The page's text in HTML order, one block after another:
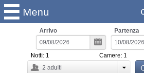
Menu
Arrivo Partenza
2 adulti
Notti: 1 Camere: 1